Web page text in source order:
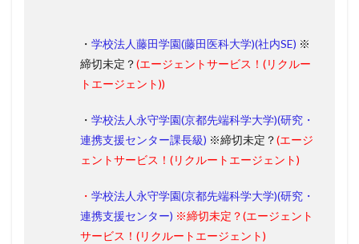
・ 学校法人藤田学園(藤田医科大学)(社内SE) ※
締切未定？(エージェントサービス！ (リクルー
トエージェント))
・ 学校法人永守学園(京都先端科学大学)(研究・
連携支援センター課長級) ※締切未定？(エージ
ェントサービス！(リクルートエージェント)
・ 学校法人永守学園(京都先端科学大学)(研究・
連携支援センター) ※締切未定？(エージェント
サービス！(リクルートエージェント)